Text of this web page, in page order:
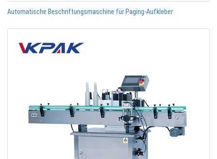
Automatische Beschriftungsmaschine für Paging-Aufkleber